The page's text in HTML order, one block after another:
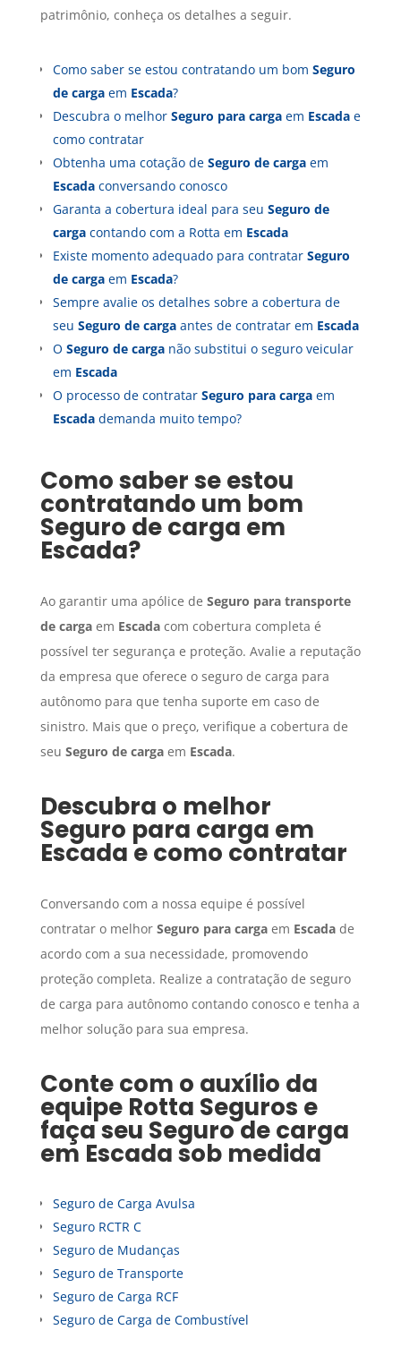
patrimônio, conheça os detalhes a seguir.
Como saber se estou contratando um bom Seguro
de cargaem Escada?
Descubra o melhor Seguro para cargaem Escadae
como contratar
Obtenha uma cotação de Seguro de cargaem
Escadaconversando conosco
Garanta a cobertura ideal para seu Seguro de
cargacontando com a Rotta em Escada
Existe momento adequado para contratar Seguro
de cargaem Escada?
Sempre avalie os detalhes sobre a cobertura de
seu Seguro de cargaantes de contratar em Escada
O Seguro de carganão substitui o seguro veicular
em Escada
O processo de contratar Seguro para cargaem
Escadademanda muito tempo?
Como saber se estou
contratando um bom
Seguro de carga em
Escada?
Ao garantir uma apólice de Seguro para transporte
de cargaem Escadacom cobertura completa é
possível ter segurança e proteção. Avalie a reputação
da empresa que oferece o seguro de carga para
autônomo para que tenha suporte em caso de
sinistro. Mais que o preço, verifique a cobertura de
seu Seguro de cargaem Escada.
Descubra o melhor
Seguro para carga em
Escadae como contratar
Conversando com a nossa equipe é possível
contratar o melhor Seguro para cargaem Escadade
acordo com a sua necessidade, promovendo
proteção completa. Realize a contratação de seguro
de carga para autônomo contando conosco e tenha a
melhor solução para sua empresa.
Conte com o auxílio da
equipe Rotta Seguros e
faça seu Seguro de carga
em Escadasob medida
Seguro de Carga Avulsa
Seguro RCTR C
Seguro de Mudanças
Seguro de Transporte
Seguro de Carga RCF
Seguro de Carga de Combustível